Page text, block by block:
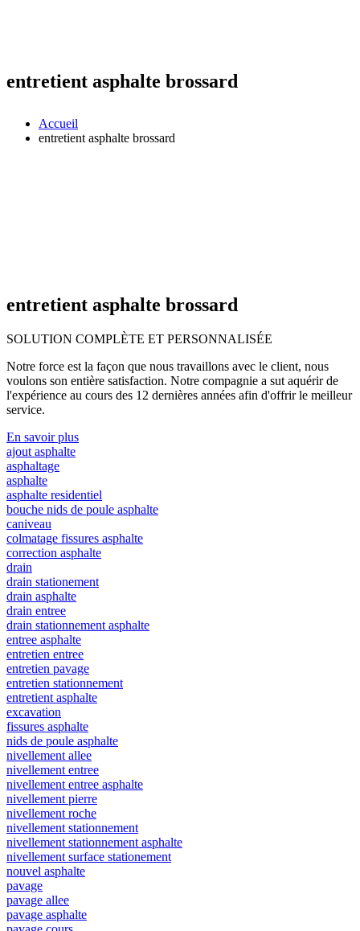
entretient asphalte brossard
Accueil
entretient asphalte brossard
entretient asphalte brossard
SOLUTION COMPLÈTE ET PERSONNALISÉE
Notre force est la façon que nous travaillons avec le client, nous
voulons son entière satisfaction. Notre compagnie a sut aquérir de
l'expérience au cours des 12 dernières années afin d'offrir le meilleur
service.
En savoir plus
ajout asphalte
asphaltage
asphalte
asphalte residentiel
bouche nids de poule asphalte
caniveau
colmatage fissures asphalte
correction asphalte
drain
drain stationement
drain asphalte
drain entree
drain stationnement asphalte
entree asphalte
entretien entree
entretien pavage
entretien stationnement
entretient asphalte
excavation
fissures asphalte
nids de poule asphalte
nivellement allee
nivellement entree
nivellement entree asphalte
nivellement pierre
nivellement roche
nivellement stationnement
nivellement stationnement asphalte
nivellement surface stationement
nouvel asphalte
pavage
pavage allee
pavage asphalte